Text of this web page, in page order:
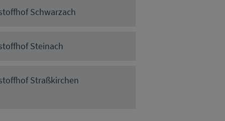
Schwarzach
Steinach
Straßkirchen